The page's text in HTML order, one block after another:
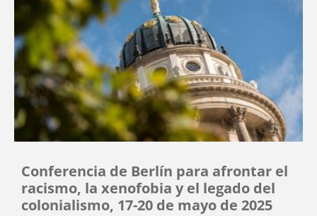
Conferencia de Berlín para afrontar el
racismo, la xenofobia y el legado del
colonialismo, 17-20 de mayo de 2025